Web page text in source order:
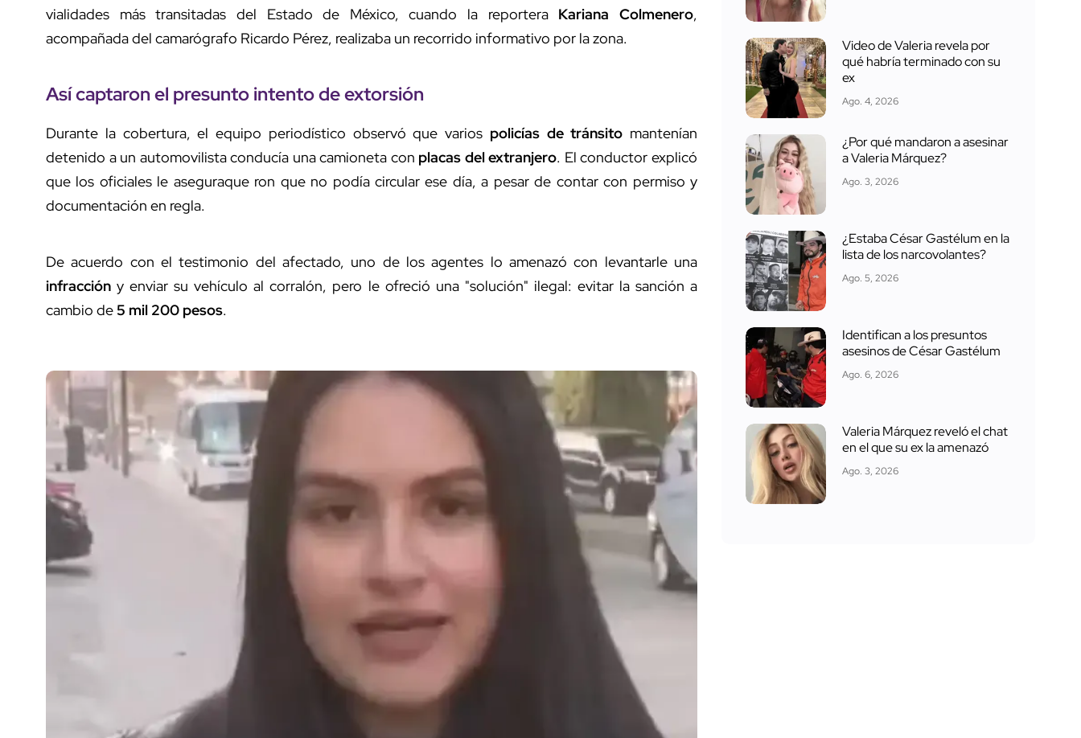
vialidades más transitadas del Estado de México, cuando la reportera Kariana Colmenero,
acompañada del camarógrafo Ricardo Pérez, realizaba un recorrido informativo por la zona.
Así captaron el presuntointento de extorsión
Durante la cobertura, el equipo periodístico observó que varios policías de tránsito mantenían
detenido a un automovilista conducía una camioneta con placas del extranjero. El conductor explicó
que los oficiales le aseguraque ron que no podía circular ese día, a pesar de contar con permiso y
documentación en regla.
De acuerdo con el testimonio del afectado, uno de los agentes lo amenazó con levantarle una
infracción y enviar su vehículo al corralón, pero le ofreció una "solución" ilegal: evitar la sanción a
cambio de5 mil 200 pesos.
Video de Valeria revela por
qué habría terminado con su
ex
Ago. 4, 2026
¿Por qué mandaron a asesinar
a Valeria Márquez?
Ago. 3, 2026
¿Estaba César Gastélum en la
lista de los narcovolantes?
Ago. 5, 2026
Identifican a los presuntos
asesinos de César Gastélum
Ago. 6, 2026
Valeria Márquez reveló el chat
en el que su ex la amenazó
Ago. 3, 2026